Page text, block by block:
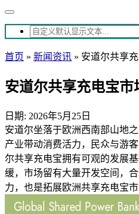
首页 » 新闻资讯 » 安道尔共享
安道尔共享充电宝
日期: 2026年5月25日
安道尔坐落于欧洲西南部山地
产业带动消费活力，民众与游
尔共享充电宝拥有可观的发展
缓，市场留有大量开发空间，
力，也是拓展欧洲共享充电宝市